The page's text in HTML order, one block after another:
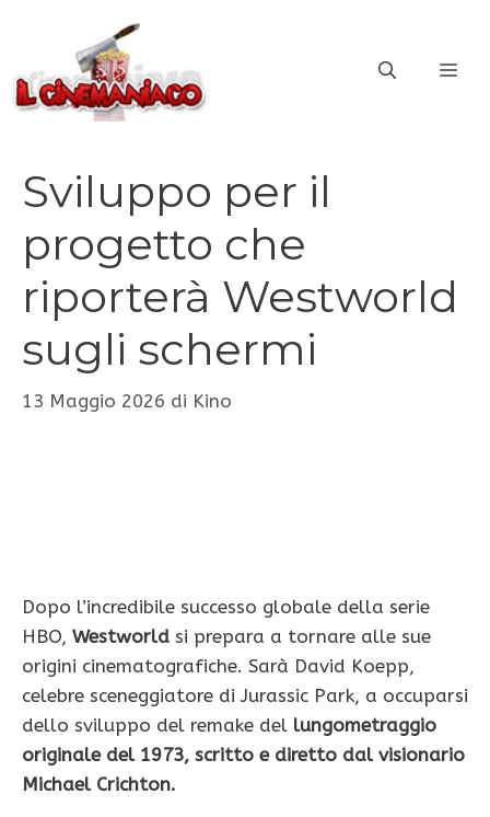
contenuto
Sviluppo per il
progetto che
riporterà Westworld
sugli schermi
13 Maggio 2026 di Kino
Dopo l’incredibile successo globale della serie
HBO, Westworld si prepara a tornare alle sue
origini cinematografiche. Sarà David Koepp,
celebre sceneggiatore di Jurassic Park, a occuparsi
dello sviluppo del remake del lungometraggio
originale del 1973, scritto e diretto dal visionario
Michael Crichton.